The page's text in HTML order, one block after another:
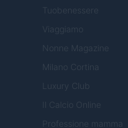
Tuobenessere
Viaggiamo
Nonne Magazine
Milano Cortina
Luxury Club
Il Calcio Online
Professione mamma